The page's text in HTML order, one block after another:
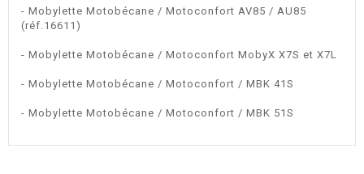
- Mobylette Motobécane / Motoconfort AV85 / AU85
(réf.16611)
- Mobylette Motobécane / Motoconfort MobyX X7S et X7L
- Mobylette Motobécane / Motoconfort / MBK 41S
- Mobylette Motobécane / Motoconfort / MBK 51S